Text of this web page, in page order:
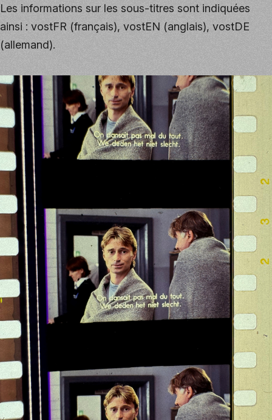
Les informations sur les sous-titres sont indiquées
ainsi : vostFR (français), vostEN (anglais), vostDE
(allemand).